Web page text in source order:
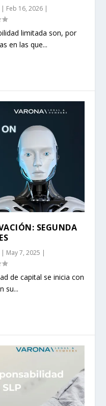
| Feb 16, 2026 |
limitada son, por
en las que...
SEGUNDA
| May 7, 2025 |
de capital se inicia con
su...